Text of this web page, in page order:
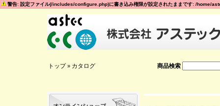
警告: 設定ファイル(/includes/configure.php)に書き込み権限が設定されたままです: /
トップ» カタログ 商品検索